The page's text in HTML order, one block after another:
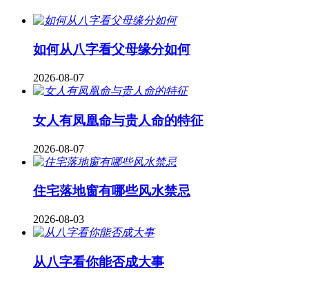
如何从八字看父母缘分如何
2026-08-07
女人有凤凰命与贵人命的特征
2026-08-07
住宅落地窗有哪些风水禁忌
2026-08-03
从八字看你能否成大事